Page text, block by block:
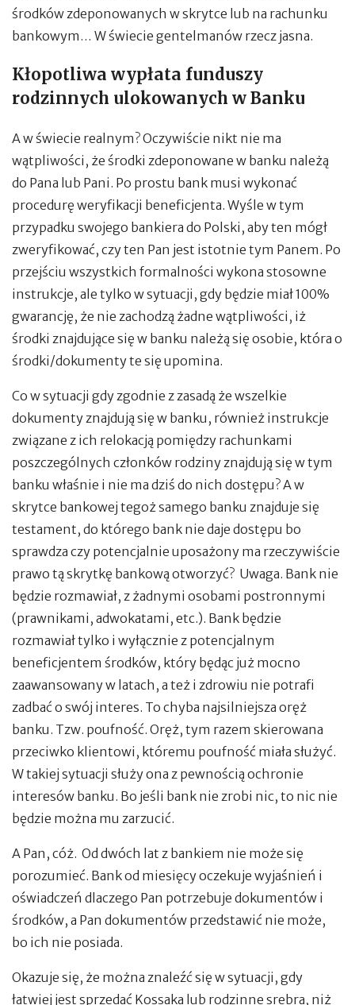
środków zdeponowanych w skrytce lub na rachunku
bankowym… W świecie gentelmanów rzecz jasna.
Kłopotliwa wypłata funduszy
rodzinnych ulokowanych w Banku
A w świecie realnym? Oczywiście nikt nie ma
wątpliwości, że środki zdeponowane w banku należą
do Pana lub Pani. Po prostu bank musi wykonać
procedurę weryfikacji beneficjenta. Wyśle w tym
przypadku swojego bankiera do Polski, aby ten mógł
zweryfikować, czy ten Pan jest istotnie tym Panem. Po
przejściu wszystkich formalności wykona stosowne
instrukcje, ale tylko w sytuacji, gdy będzie miał 100%
gwarancję, że nie zachodzą żadne wątpliwości, iż
środki znajdujące się w banku należą się osobie, która o
środki/dokumenty te się upomina.
Co w sytuacji gdy zgodnie z zasadą że wszelkie
dokumenty znajdują się w banku, również instrukcje
związane z ich relokacją pomiędzy rachunkami
poszczególnych członków rodziny znajdują się w tym
banku właśnie i nie ma dziś do nich dostępu? A w
skrytce bankowej tegoż samego banku znajduje się
testament, do którego bank nie daje dostępu bo
sprawdza czy potencjalnie uposażony ma rzeczywiście
prawo tą skrytkę bankową otworzyć? Uwaga. Bank nie
będzie rozmawiał, z żadnymi osobami postronnymi
(prawnikami, adwokatami, etc.). Bank będzie
rozmawiał tylko i wyłącznie z potencjalnym
beneficjentem środków, który będąc już mocno
zaawansowany w latach, a też i zdrowiu nie potrafi
zadbać o swój interes. To chyba najsilniejsza oręż
banku. Tzw. poufność. Oręż, tym razem skierowana
przeciwko klientowi, któremu poufność miała służyć.
W takiej sytuacji służy ona z pewnością ochronie
interesów banku. Bo jeśli bank nie zrobi nic, to nic nie
będzie można mu zarzucić.
A Pan, cóż. Od dwóch lat z bankiem nie może się
porozumieć. Bank od miesięcy oczekuje wyjaśnień i
oświadczeń dlaczego Pan potrzebuje dokumentów i
środków, a Pan dokumentów przedstawić nie może,
bo ich nie posiada.
Okazuje się, że można znaleźć się w sytuacji, gdy
łatwiej jest sprzedać Kossaka lub rodzinne srebra, niż